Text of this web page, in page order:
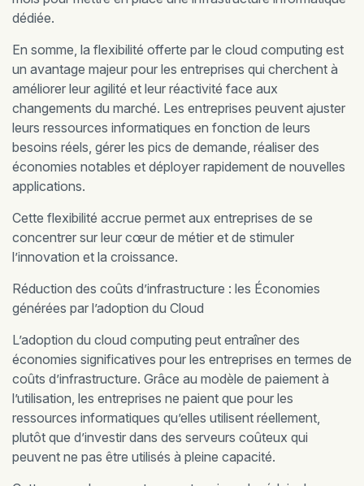
dédiée.
En somme, la flexibilité offerte par le cloud computing est
un avantage majeur pour les entreprises qui cherchent à
améliorer leur agilité et leur réactivité face aux
changements du marché. Les entreprises peuvent ajuster
leurs ressources informatiques en fonction de leurs
besoins réels, gérer les pics de demande, réaliser des
économies notables et déployer rapidement de nouvelles
applications.
Cette flexibilité accrue permet aux entreprises de se
concentrer sur leur cœur de métier et de stimuler
l’innovation et la croissance.
Réduction des coûts d’infrastructure : les Économies
générées par l’adoption du Cloud
L’adoption du cloud computing peut entraîner des
économies significatives pour les entreprises en termes de
coûts d’infrastructure. Grâce au modèle de paiement à
l’utilisation, les entreprises ne paient que pour les
ressources informatiques qu’elles utilisent réellement,
plutôt que d’investir dans des serveurs coûteux qui
peuvent ne pas être utilisés à pleine capacité.